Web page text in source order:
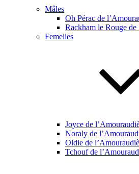
Mâles
Oh Pérac de
Rackham le Rouge
Femelles
Joyce de
Noraly de
Oldie de
Tchouf de